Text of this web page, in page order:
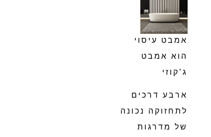
אמבט עיסוי
הוא אמבט
ג’קוזי
ארבע דרכים
לתחזוקה נכונה
של מדרגות